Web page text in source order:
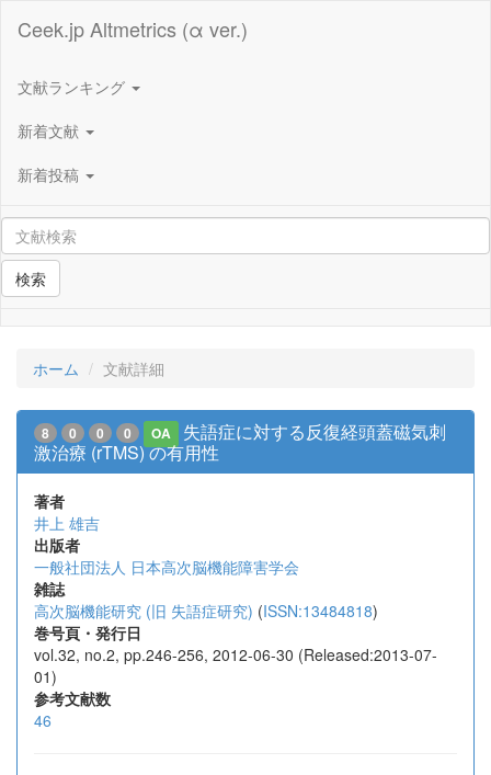
Ceek.jp Altmetrics (α ver.)
文献ランキング
新着文献
新着投稿
検索
ホーム 文献詳細
8 0 0 0 OA
失語症に対する反復経頭蓋磁気刺
激治療 (rTMS) の有用性
著者
井上 雄吉
出版者
一般社団法人 日本高次脳機能障害学会
雑誌
高次脳機能研究 (旧 失語症研究) (ISSN:13484818)
巻号頁・発行日
vol.32, no.2, pp.246-256, 2012-06-30 (Released:2013-07-
01)
参考文献数
46